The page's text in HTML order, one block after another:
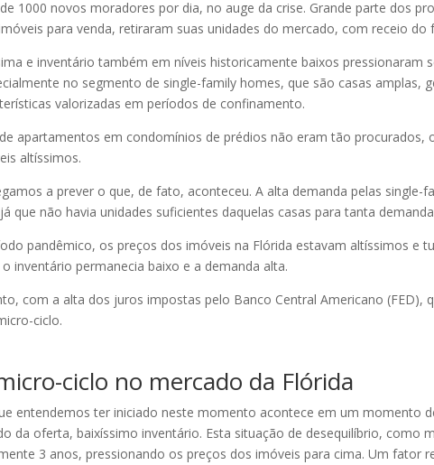
1000 novos moradores por dia, no auge da crise. Grande parte dos
para venda, retiraram suas unidades do mercado, com receio do
e inventário também em níveis historicamente baixos pressionaram
no segmento de single-family homes, que são casas amplas,
valorizadas em períodos de confinamento.
apartamentos em condomínios de prédios não eram tão procurados,
altíssimos.
a prever o que, de fato, aconteceu. A alta demanda pelas single-
que não havia unidades suficientes daquelas casas para tanta
pandêmico, os preços dos imóveis na Flórida estavam altíssimos e
inventário permanecia baixo e a demanda alta.
com a alta dos juros impostas pelo Banco Central Americano (FED),
ciclo.
ciclo no mercado da Flórida
entendemos ter iniciado neste momento acontece em um momento
da oferta, baixíssimo inventário. Esta situação de desequilíbrio, como
3 anos, pressionando os preços dos imóveis para cima. Um fator